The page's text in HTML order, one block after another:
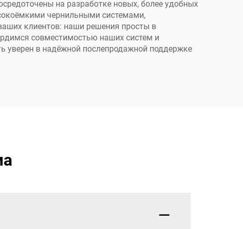
на разработке новых, более удобных
чернильными системами,
клиентов: наши решения просты в
совместимостью наших систем и
уверен в надёжной послепродажной поддержке